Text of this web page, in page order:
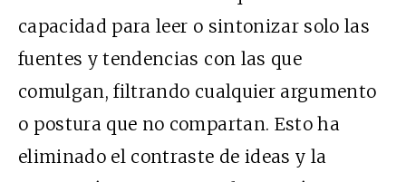
capacidad para leer o sintonizar solo las
fuentes y tendencias con las que
comulgan, filtrando cualquier argumento
o postura que no compartan. Esto ha
eliminado el contraste de ideas y la